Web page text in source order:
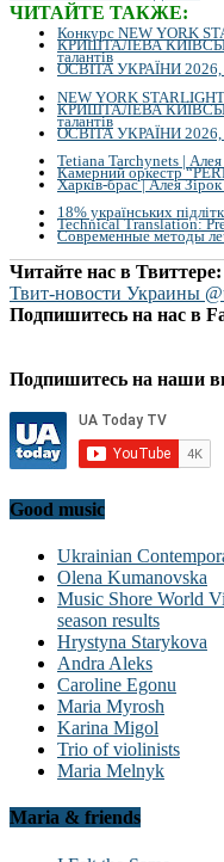
ЧИТАЙТЕ ТАКЖЕ:
Конкурс NEW YORK
КРИШТАЛЕВА
талантів
ОСВІТА УКРАЇНИ 2026,
NEW YORK
КРИШТАЛЕВА
талантів
ОСВІТА УКРАЇНИ 2026,
Tetiana Tarchynets | Алея
Камерний оркестр
Харків-брас | Алея
18% українських
Technical Translation:
Современные методы
Читайте нас в Твиттере:
Твит-новости Украины
Подпишитесь на нас в
Подпишитесь на наши
Good music
Ukrainian
Olena Kumanovska
Music Shore World
season results
Hrystyna Starykova
Andra Aleks
Caroline Egonu
Maria Myrosh
Karina Migol
Trio of violinists
Maria Melnyk
Maria & friends